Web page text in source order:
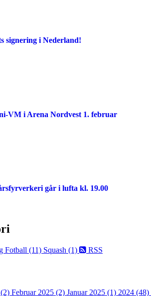
signering i Nederland!
VM i Arena Nordvest 1. februar
går i lufta kl. 19.00
Fotball (11) Squash (1) RSS
Februar 2025 (2) Januar 2025 (1) 2024 (48)